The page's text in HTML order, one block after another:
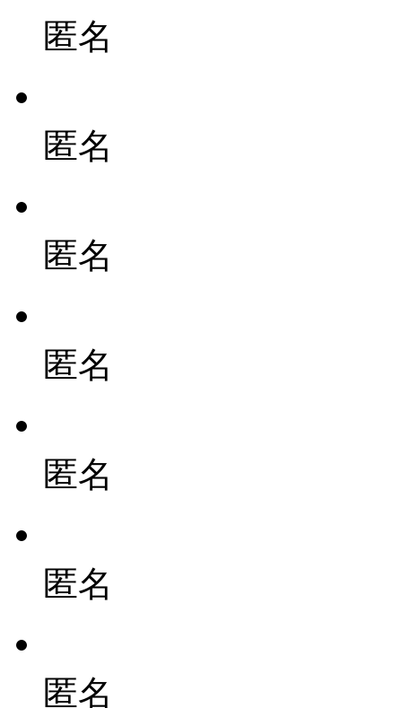
匿名
匿名
匿名
匿名
匿名
匿名
匿名